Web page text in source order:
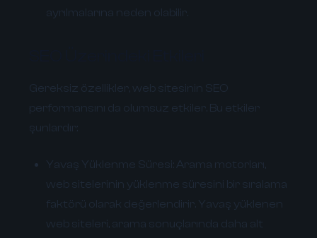
ayrılmalarına neden olabilir.
Gereksiz özellikler, web sitesinin SEO
performansını da olumsuz etkiler. Bu etkiler
şunlardır:
Yavaş Yüklenme Süresi:Arama motorları,
web sitelerinin yüklenme süresini bir sıralama
faktörü olarak değerlendirir. Yavaş yüklenen
web siteleri, arama sonuçlarında daha alt